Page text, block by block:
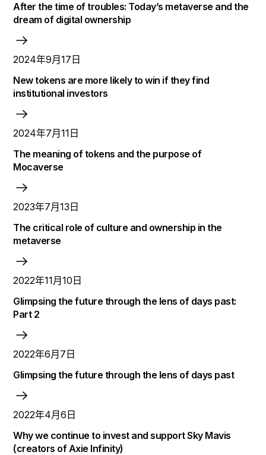
After the time of troubles: Today’s metaverse and the
dream of digital ownership
2024年9月17日
New tokens are more likely to win if they find
institutional investors
2024年7月11日
The meaning of tokens and the purpose of
Mocaverse
2023年7月13日
The critical role of culture and ownership in the
metaverse
2022年11月10日
Glimpsing the future through the lens of days past:
Part 2
2022年6月7日
Glimpsing the future through the lens of days past
2022年4月6日
Why we continue to invest and support Sky Mavis
(creators of Axie Infinity)